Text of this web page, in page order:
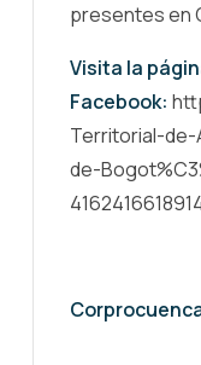
presentes en
Visita la
Facebook:
Territorial-
de-